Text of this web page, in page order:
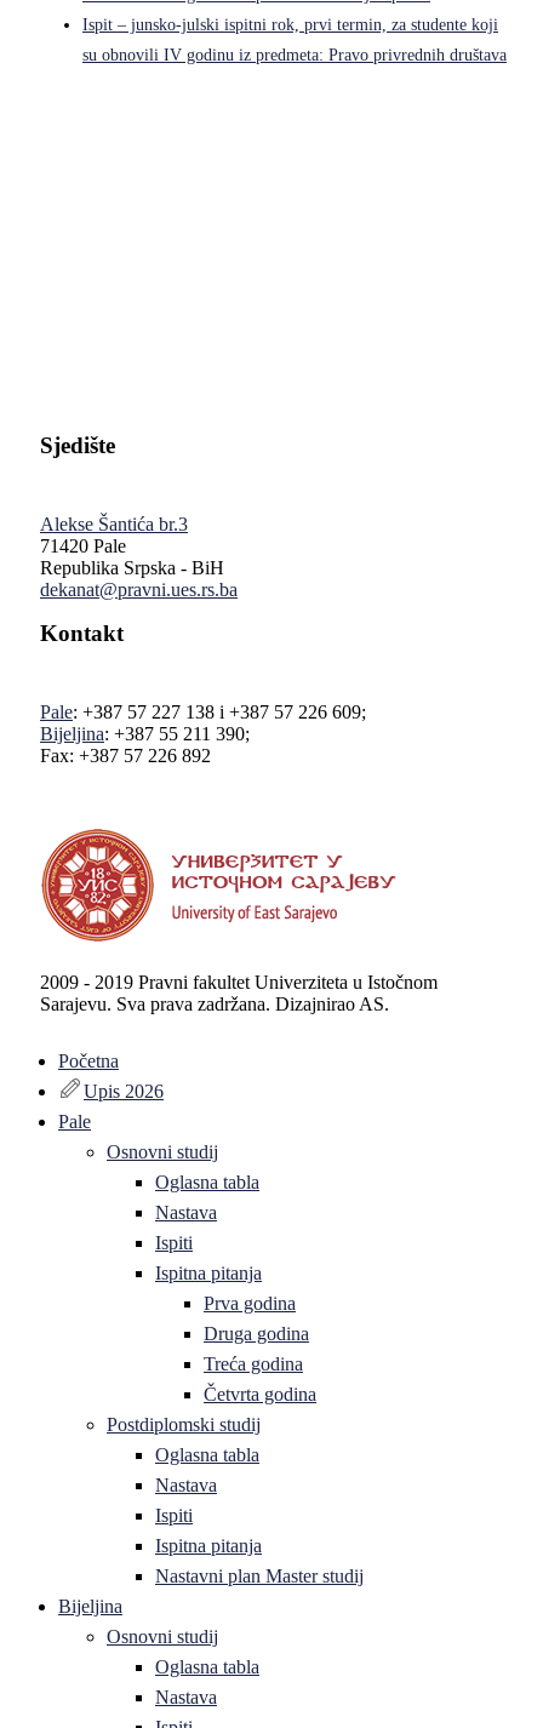
Ispit – junsko-julski ispitni rok, prvi termin, za studente koji
su obnovili IV godinu iz predmeta: Pravo privrednih društava
Sjedište
Alekse Šantića br.3
71420 Pale
Republika Srpska - BiH
dekanat@pravni.ues.rs.ba
Kontakt
Pale: +387 57 227 138 i +387 57 226 609;
Bijeljina: +387 55 211 390;
Fax: +387 57 226 892
2009 - 2019 Pravni fakultet Univerziteta u Istočnom
Sarajevu. Sva prava zadržana. Dizajnirao AS.
Početna
Upis 2026
Pale
Osnovni studij
Oglasna tabla
Nastava
Ispiti
Ispitna pitanja
Prva godina
Druga godina
Treća godina
Četvrta godina
Postdiplomski studij
Oglasna tabla
Nastava
Ispiti
Ispitna pitanja
Nastavni plan Master studij
Bijeljina
Osnovni studij
Oglasna tabla
Nastava